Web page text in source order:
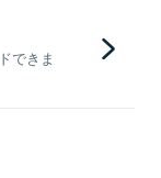
できま